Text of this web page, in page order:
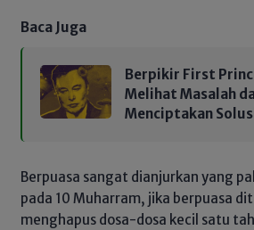
Baca Juga
Berpikir First
Melihat Masalah
Menciptakan
Berpuasa sangat dianjurkan yang
pada 10 Muharram, jika berpuasa
menghapus dosa-dosa kecil satu